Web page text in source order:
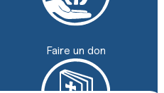
Faire un don